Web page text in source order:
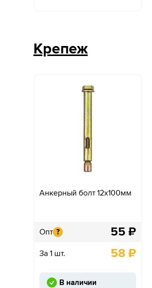
Крепеж
Анкерный болт 12х100мм
Опт ? 55 ₽
За 1 шт. 58 ₽
В наличии